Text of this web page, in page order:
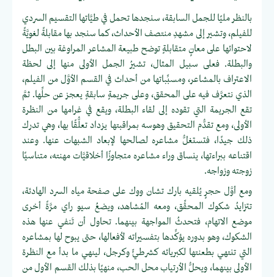
بالنظر مليًا للجمل السابقة، سنجدها تحمل في طيَّاتها التقسيم السردي
للفيلم، وتشير إلى مشهدِ منتصف الأحداث، كما سنجد بها مقابلةً لغويَّةً
لاحتوائها على معانٍ متقابلةٍ توضح طبيعة المشاعر المراوغة بين البطل
والبطلة. فعلى سبيل المثال، تشيرُ الجمل الأولى منها إلى لحظة
الاعتراف بالمشاعر، ومسبِّباتها من أحداث في القسم الأوَّل من الفيلم،
الذي نتعرَّف فيه على المحقق، وعلى جريمةٍ سابقةٍ يعجز عن حلِّها. ثمَّ
تقع الجريمة التي تقوده إلى لقاء البطلة، ويقع في غرامها من النظرة
الأولى، ومع تقدُّم التحقيق وهوسه بمراقبتها يزداد تعلُّقًا بها، وهي تدرك
ذلك جيدًا، فتستغلُّ مشاعره لصالحها لإبعاد الشبهات عنها. وعند
اقتناعه ببراءتها، ينساق وراء مشاعره متجاوزًا أخلاقيَّات مهنته، متناسيًا
زوجته وزواجه.
ومع أوَّل حجرٍ يُلقيه بارك تشان ووك على صفحة مياه السرد الهادئة،
تتزايدُ شكوك المحقِّق، ومعه المُشاهد، ويضعُ سيو راي مرَّةً أخرى
موضع الاتهام، فتحدثُ المواجهة بينهما. تحاول أن تَنفي عنها هذه
الشكوك، وهو بدوره يؤكِّدها بتفسيراته لأفعالها، حتى يبوح لها بمشاعره
التي تنتهي بطعنتها لكبريائه كشرطيٍّ وكرجل، لينهي ما بدأ مع النظرة
الأولى بينهما، ويحلُّ الأرتياب محل الحب، منهيًا بذلك القسم الأول من